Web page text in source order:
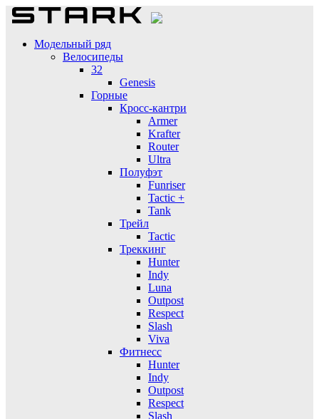
Модельный ряд
Велосипеды
32
Genesis
Горные
Кросс-кантри
Armer
Krafter
Router
Ultra
Полуфэт
Funriser
Tactic +
Tank
Трейл
Tactic
Треккинг
Hunter
Indy
Luna
Outpost
Respect
Slash
Viva
Фитнесс
Hunter
Indy
Outpost
Respect
Slash